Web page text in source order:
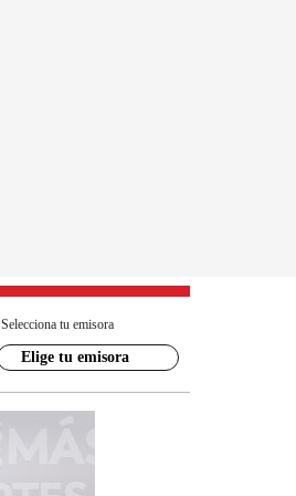
Selecciona tu emisora
Elige tu emisora